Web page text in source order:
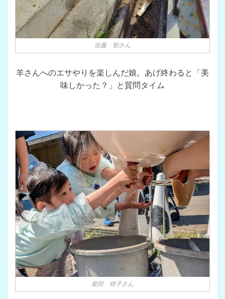
佐藤 智さん
羊さんへのエサやりを楽しんだ娘。あげ終わると「美
味しかった？」と質問タイム
柴田 祥子さん